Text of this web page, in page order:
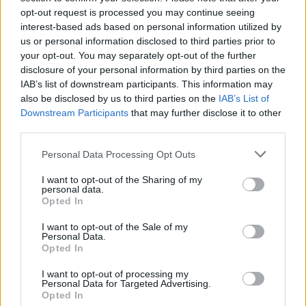
opt-out request is processed you may continue seeing
interest-based ads based on personal information utilized by
us or personal information disclosed to third parties prior to
your opt-out. You may separately opt-out of the further
disclosure of your personal information by third parties on the
IAB’s list of downstream participants. This information may
also be disclosed by us to third parties on the IAB’s List of
Downstream Participants that may further disclose it to other
Please note that this website/app uses one or more Google
not limited to your visit or usage behaviour. You may click to
grant or deny consent to Google and its third-party tags to
use your data for below specified purposes in below Google
consent section.
Personal Data Processing Opt Outs
I want to opt-out of the Sharing of my
personal data.
Opted In
I want to opt-out of the Sale of my
Personal Data.
Opted In
I want to opt-out of processing my
Personal Data for Targeted Advertising.
Opted In
Póczik Józsefa magyar labdarúgás egyik
legtechnikásabb középpályása volt az 1970-es és
1980-as években. A Rába ETO meghatározó
játékosaként és karmestereként két bajnoki címet
nyert a Verebes József vezette legendás győri
csapattal, miközben 14 alkalommal a magyar
miatt a korszak egyik meghatározó
futballistájaként tartották számon.
A jelenlegi klubvezetésnek, ezt sajnos ki kell
függetlenül, gratulálok a bajnoki címhez, bravúros
eredmény és elismerésre méltó teljesítmény. Az ETO
szervezettebb volt a riválisainál, és jobb,
élvezhetőbb futballt játszott még a Fradinál is. Most